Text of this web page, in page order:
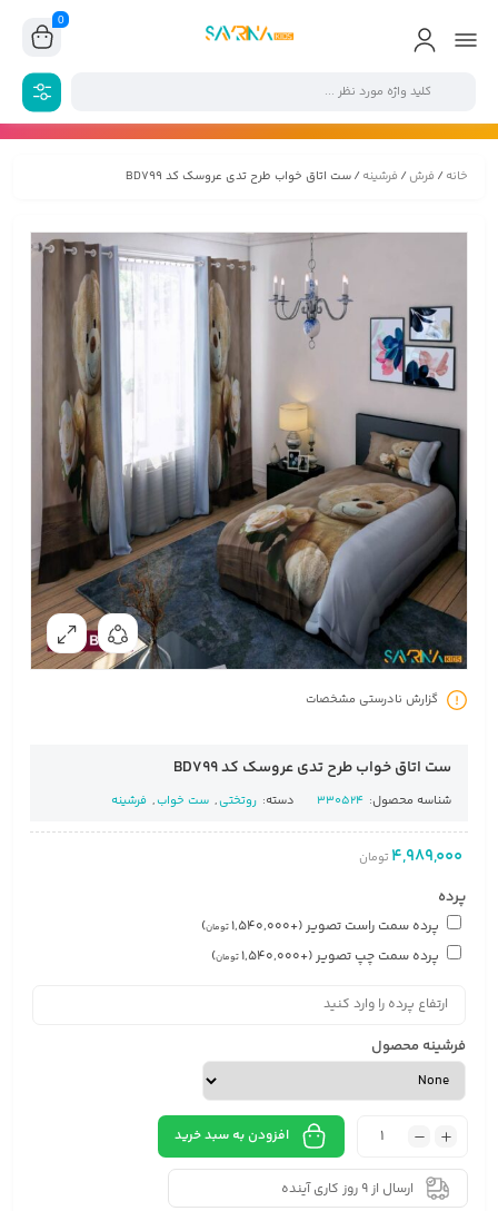
0
خانه/ فرش/ فرشینه/ ست اتاق خواب طرح تدی عروسک کد BD799
گزارش نادرستی مشخصات
ست اتاق خواب طرح تدی عروسک کد BD799
شناسه محصول: 330524 دسته: روتختی, ست خواب, فرشینه
4,989,000 تومان
پرده
پرده سمت راست تصویر(+
1,540,000 تومان)
پرده سمت چپ تصویر(+
1,540,000 تومان)
فرشینه محصول
افزودن به سبد خرید
ارسال از 9 روز کاری آینده